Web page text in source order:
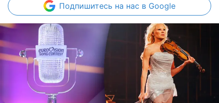
Подпишитесь на нас в Google